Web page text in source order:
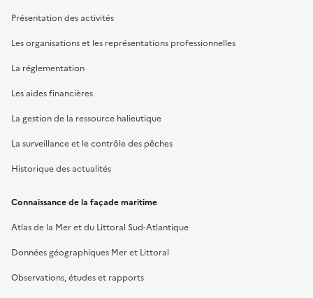
Présentation des activités
Les organisations et les représentations professionnelles
La réglementation
Les aides financières
La gestion de la ressource halieutique
La surveillance et le contrôle des pêches
Historique des actualités
Connaissance de la façade maritime
Atlas de la Mer et du Littoral Sud-Atlantique
Données géographiques Mer et Littoral
Observations, études et rapports